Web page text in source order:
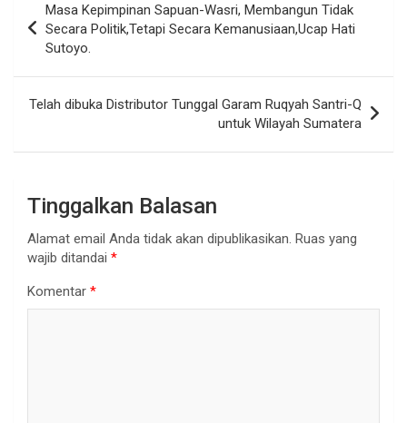
pos
Masa Kepimpinan Sapuan-Wasri, Membangun Tidak
Secara Politik,Tetapi Secara Kemanusiaan,Ucap Hati
Sutoyo.
Telah dibuka Distributor Tunggal Garam Ruqyah Santri-Q
untuk Wilayah Sumatera
Tinggalkan Balasan
Alamat email Anda tidak akan dipublikasikan. Ruas yang
wajib ditandai *
Komentar *